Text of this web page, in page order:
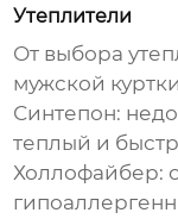
Утеплители
От выбора
мужской куртки
Синтепон:
теплый и
Холлофайбер: